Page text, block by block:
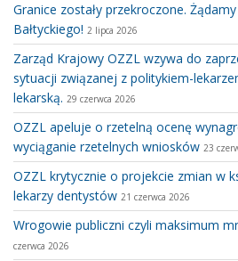
Granice zostały przekroczone.
Bałtyckiego! 2 lipca 2026
Zarząd Krajowy OZZL wzywa do
sytuacji związanej z politykiem-
lekarską. 29 czerwca 2026
OZZL apeluje o rzetelną ocenę
wyciąganie rzetelnych wniosków 23
OZZL krytycznie o projekcie zmian w
lekarzy dentystów 21 czerwca 2026
Wrogowie publiczni czyli maksimum
czerwca 2026